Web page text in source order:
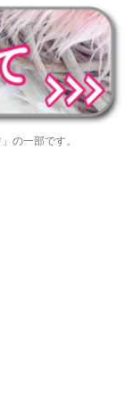
の一部です。